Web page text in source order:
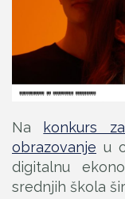
Na
konkurs
obrazovanje u
digitalnu
srednjih škola